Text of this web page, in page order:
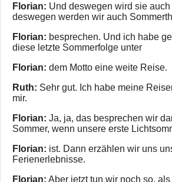
Florian: Und deswegen wird sie
deswegen werden wir auch
Florian: besprechen. Und ich habe
diese letzte Sommerfolge unter
Florian: dem Motto eine weite Reise.
Ruth: Sehr gut. Ich habe meine
mir.
Florian: Ja, ja, das besprechen wir
Sommer, wenn unsere erste
Florian: ist. Dann erzählen wir uns
Ferienerlebnisse.
Florian: Aber jetzt tun wir noch so,